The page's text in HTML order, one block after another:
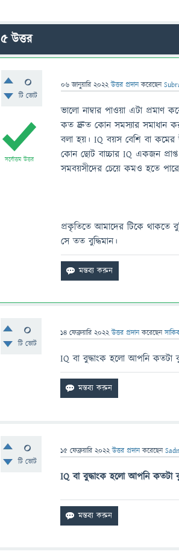
5উত্তর
0
টি ভোট
06 জানুয়ারি 2022 উত্তর প্রদান করেছেন
সর্বোত্তম উত্তর
ভালো নাম্বার পাওয়া এটা প্রমাণ
কত দ্রুত কোন সমস্যার সমাধান
বলা হয়। IQ বয়স বেশি বা
কোন ছোট বাচ্চার IQ একজন প্রাপ্ত
সমবয়সীদের চেয়ে কমও হতে
প্রকৃতিতে আমাদের টিকে থাকতে
সে তত বুদ্ধিমান।
0
টি ভোট
14 ফেব্রুয়ারি 2022 উত্তর প্রদান করেছেন
IQ বা বুদ্ধাংক হলো আপনি কতটা
0
টি ভোট
15 ফেব্রুয়ারি 2022 উত্তর প্রদান করেছেন
IQ বা বুদ্ধাংক হলো আপনি কতটা